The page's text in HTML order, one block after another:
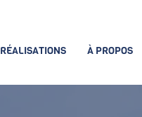
RÉALISATIONS À PROPOS